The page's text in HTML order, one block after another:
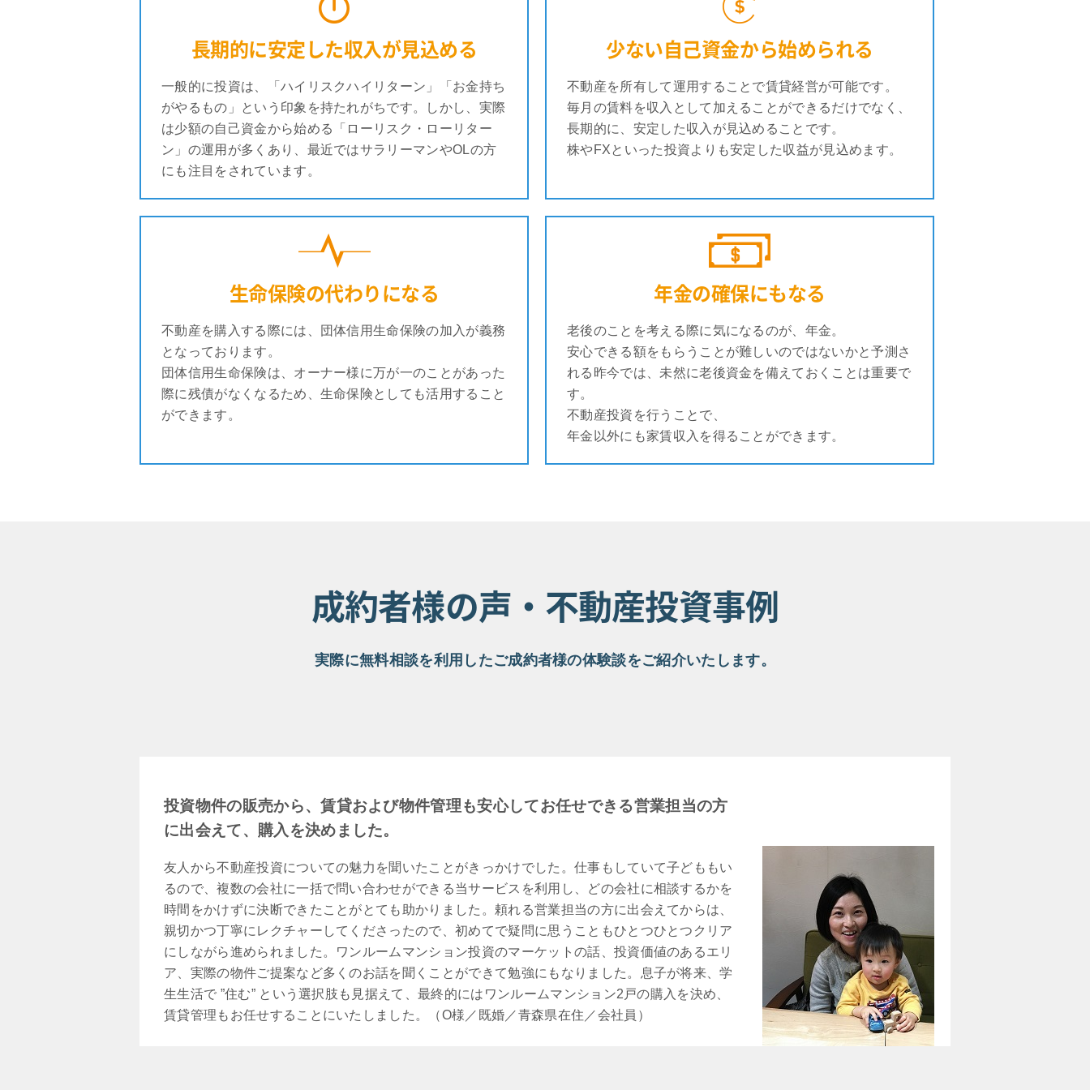
長期的に安定した収入が見込める
一般的に投資は、「ハイリスクハイリターン」「お金持ち
がやるもの」という印象を持たれがちです。しかし、実際
は少額の自己資金から始める「ローリスク・ローリター
ン」の運用が多くあり、最近ではサラリーマンやOLの方
にも注目をされています。
少ない自己資金から始められる
不動産を所有して運用することで賃貸経営が可能です。
毎月の賃料を収入として加えることができるだけでなく、
長期的に、安定した収入が見込めることです。
株やFXといった投資よりも安定した収益が見込めます。
生命保険の代わりになる
不動産を購入する際には、団体信用生命保険の加入が義務
となっております。
団体信用生命保険は、オーナー様に万が一のことがあった
際に残債がなくなるため、生命保険としても活用すること
ができます。
年金の確保にもなる
老後のことを考える際に気になるのが、年金。
安心できる額をもらうことが難しいのではないかと予測さ
れる昨今では、未然に老後資金を備えておくことは重要で
す。
不動産投資を行うことで、
年金以外にも家賃収入を得ることができます。
成約者様の声・不動産投資事例
実際に無料相談を利用したご成約者様の体験談をご紹介いたします。
投資物件の販売から、賃貸および物件管理も安心してお任せできる営業担当の方
に出会えて、購入を決めました。
友人から不動産投資についての魅力を聞いたことがきっかけでした。仕事もしていて子どももい
るので、複数の会社に一括で問い合わせができる当サービスを利用し、どの会社に相談するかを
時間をかけずに決断できたことがとても助かりました。頼れる営業担当の方に出会えてからは、
親切かつ丁寧にレクチャーしてくださったので、初めてで疑問に思うこともひとつひとつクリア
にしながら進められました。ワンルームマンション投資のマーケットの話、投資価値のあるエリ
ア、実際の物件ご提案など多くのお話を聞くことができて勉強にもなりました。息子が将来、学
生生活で ”住む” という選択肢も見据えて、最終的にはワンルームマンション2戸の購入を決め、
賃貸管理もお任せすることにいたしました。（O様／既婚／青森県在住／会社員）